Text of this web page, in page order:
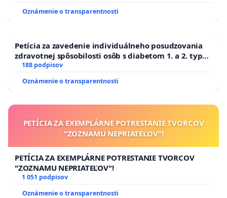
Oznámenie o transparentnosti
Petícia za zavedenie individuálneho posudzovania
zdravotnej spôsobilosti osôb s diabetom 1. a 2. typu
pri prijímaní do Policajného zboru SR
188 podpisov
Oznámenie o transparentnosti
PETÍCIA ZA EXEMPLÁRNE POTRESTANIE TVORCOV
"ZOZNAMU NEPRIATEĽOV"!
PETÍCIA ZA EXEMPLÁRNE POTRESTANIE TVORCOV
"ZOZNAMU NEPRIATEĽOV"!
1 051 podpisov
Oznámenie o transparentnosti